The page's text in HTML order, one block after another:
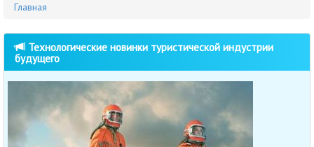
Главная
Технологические новинки туристической индустрии
будущего